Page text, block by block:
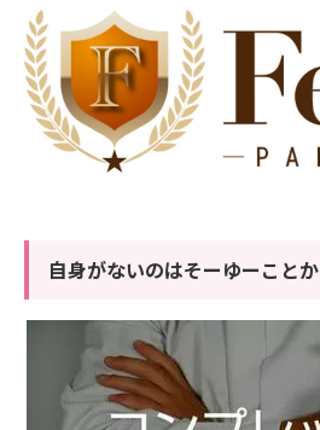
自身がないのはそーゆーことか